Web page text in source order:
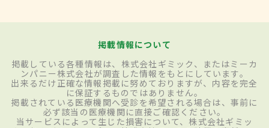
掲載情報について
掲載している各種情報は、株式会社ギミック、またはミーカ
ンパニー株式会社が調査した情報をもとにしています。
出来るだけ正確な情報掲載に努めておりますが、内容を完全
に保証するものではありません。
掲載されている医療機関へ受診を希望される場合は、事前に
必ず該当の医療機関に直接ご確認ください。
当サービスによって生じた損害について、株式会社ギミッ